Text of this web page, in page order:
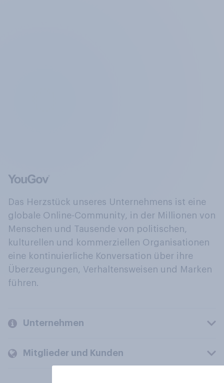
Das Herzstück unseres Unternehmens ist eine
globale Online-Community, in der Millionen von
Menschen und Tausende von politischen,
kulturellen und kommerziellen Organisationen
eine kontinuierliche Konversation über ihre
Überzeugungen, Verhaltensweisen und Marken
führen.
Unternehmen
Mitglieder und Kunden